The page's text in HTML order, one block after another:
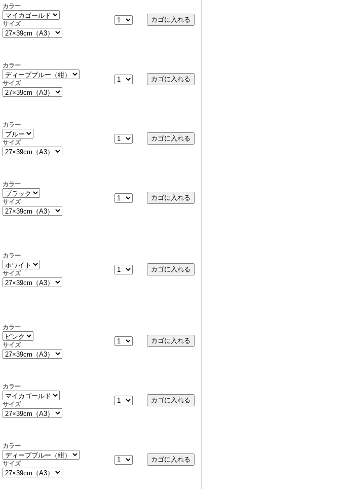
カラー
サイズ
カラー
サイズ
カラー
サイズ
カラー
サイズ
カラー
サイズ
カラー
サイズ
カラー
サイズ
カラー
サイズ